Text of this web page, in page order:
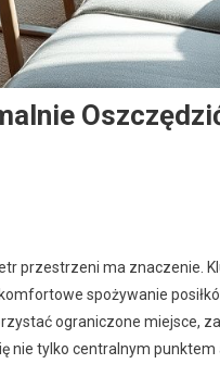
przestrzeni ma znaczenie.
spożywanie
ograniczone miejsce,
nie tylko centralnym punktem